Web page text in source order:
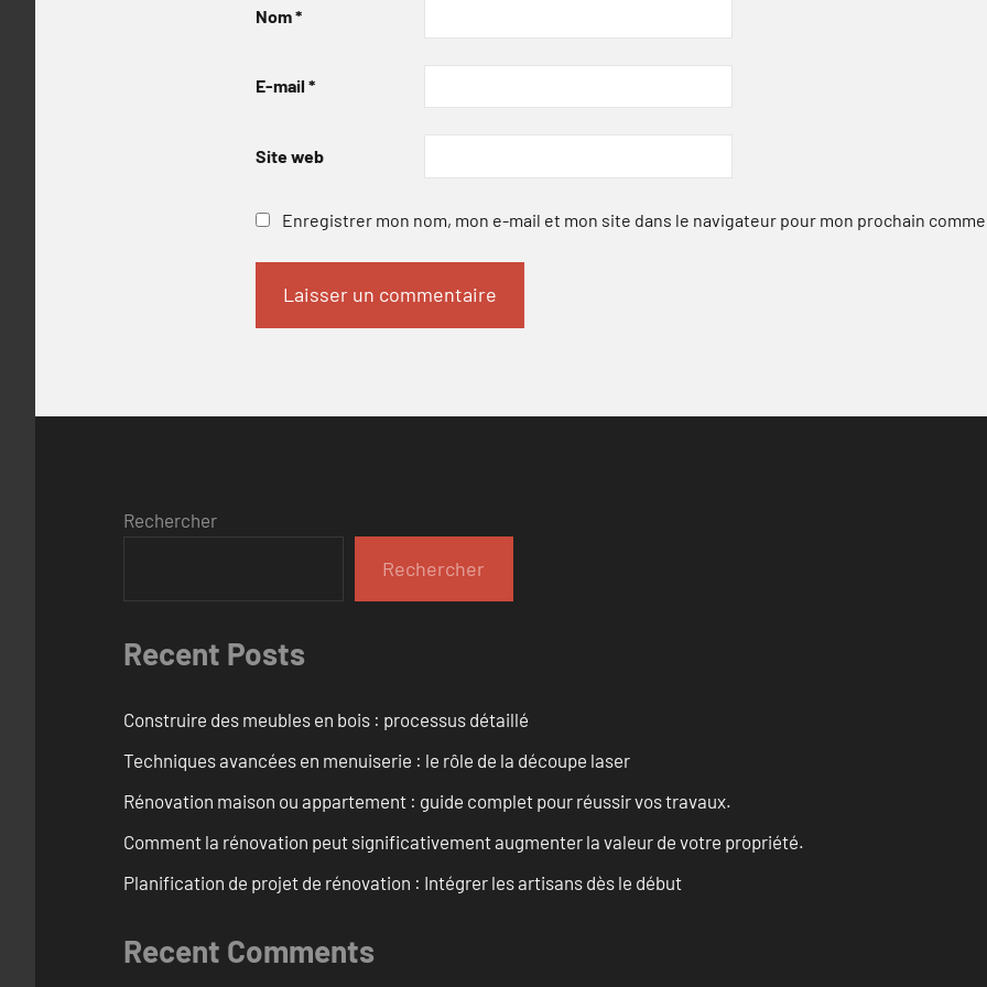
Nom*
E-mail *
Site web
Enregistrer mon nom, mon e-mail et mon site dans le navigateur pour mon prochain
Rechercher
Rechercher
Recent Posts
Construire des meubles en bois : processus détaillé
Techniques avancées en menuiserie : le rôle de la découpe laser
Rénovation maison ou appartement : guide complet pour réussir vos travaux.
Comment la rénovation peut significativement augmenter la valeur de votre propriété.
Planification de projet de rénovation : Intégrer les artisans dès le début
Recent Comments